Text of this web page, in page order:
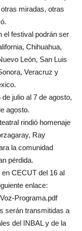
miradas, otras
el festival podrán ser
Chihuahua,
León, San Luis
Veracruz y
julio al 7 de agosto,
agosto.
rindió homenaje
Ray
la comunidad
pérdida.
CECUT del 16 al
enlace:
Programa.pdf
serán transmitidas a
del INBAL y de la